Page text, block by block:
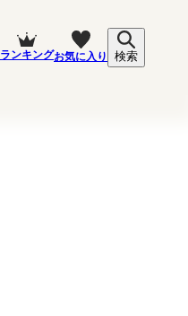
ランキングお気に入り 検索